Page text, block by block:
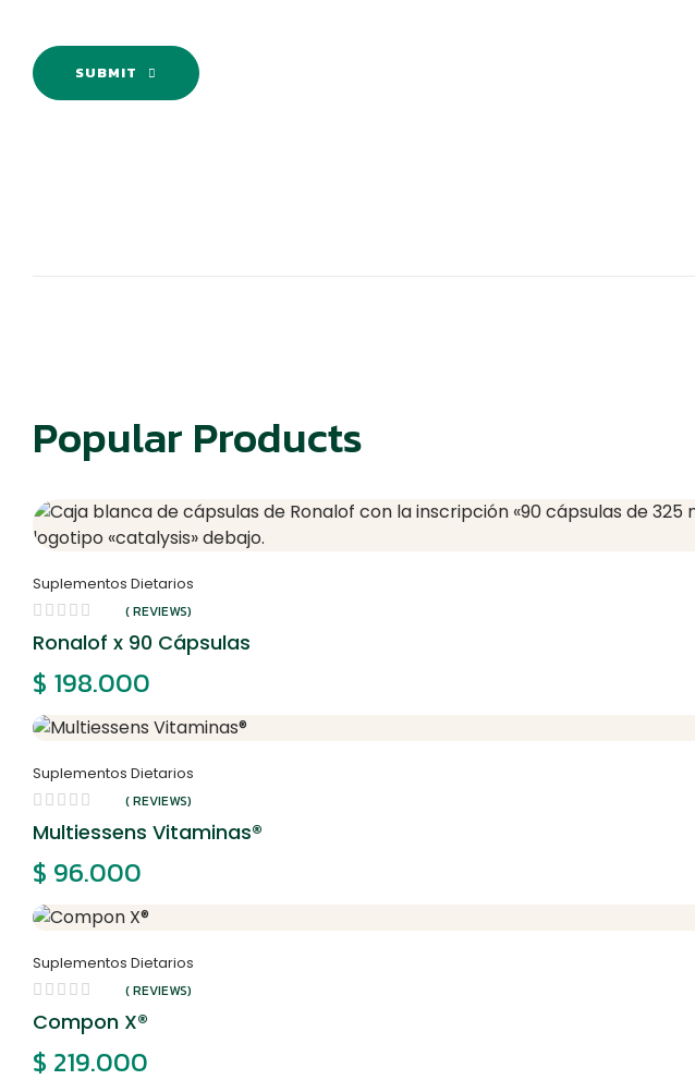
SUBMIT
Popular Products
Suplementos Dietarios
( REVIEWS)
Ronalof x 90 Cápsulas
$ 198.000
Suplementos Dietarios
( REVIEWS)
Multiessens Vitaminas®
$ 96.000
Suplementos Dietarios
( REVIEWS)
Compon X®
$ 219.000